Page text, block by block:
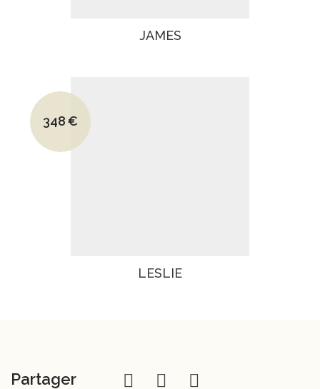
JAMES
Le prix initial était : 595€.
348€
Le prix actuel est : 348€.
LESLIE
Partager